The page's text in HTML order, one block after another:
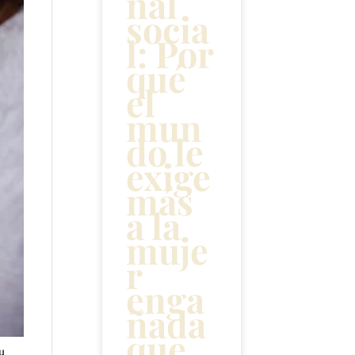
socia
l: Por
qué
el
mun
do le
exige
más
a la
muje
r
enga
ñada